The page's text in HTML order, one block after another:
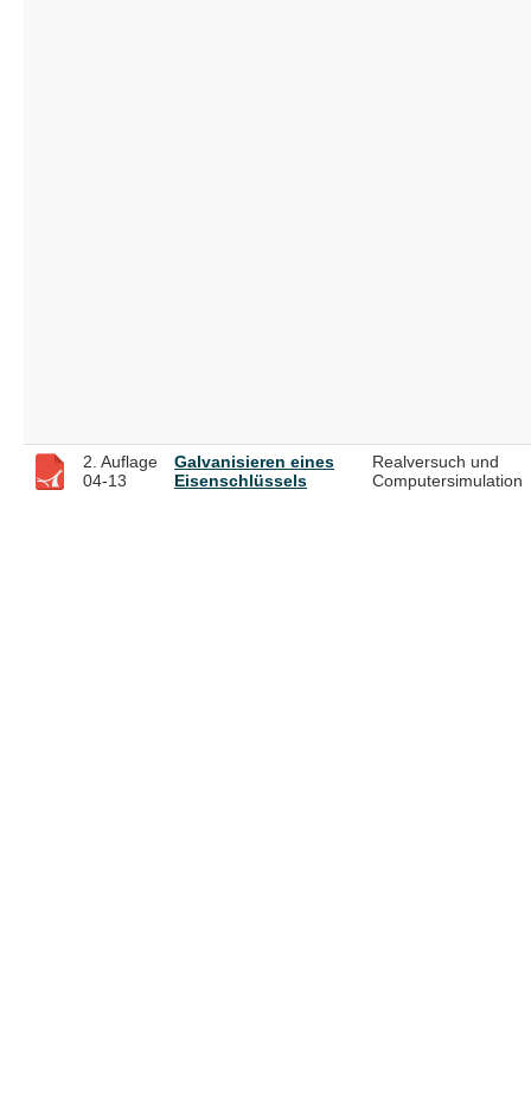
2. Auflage
04-13
Galvanisieren eines
Eisenschlüssels
Realversuch und
Computersimulation